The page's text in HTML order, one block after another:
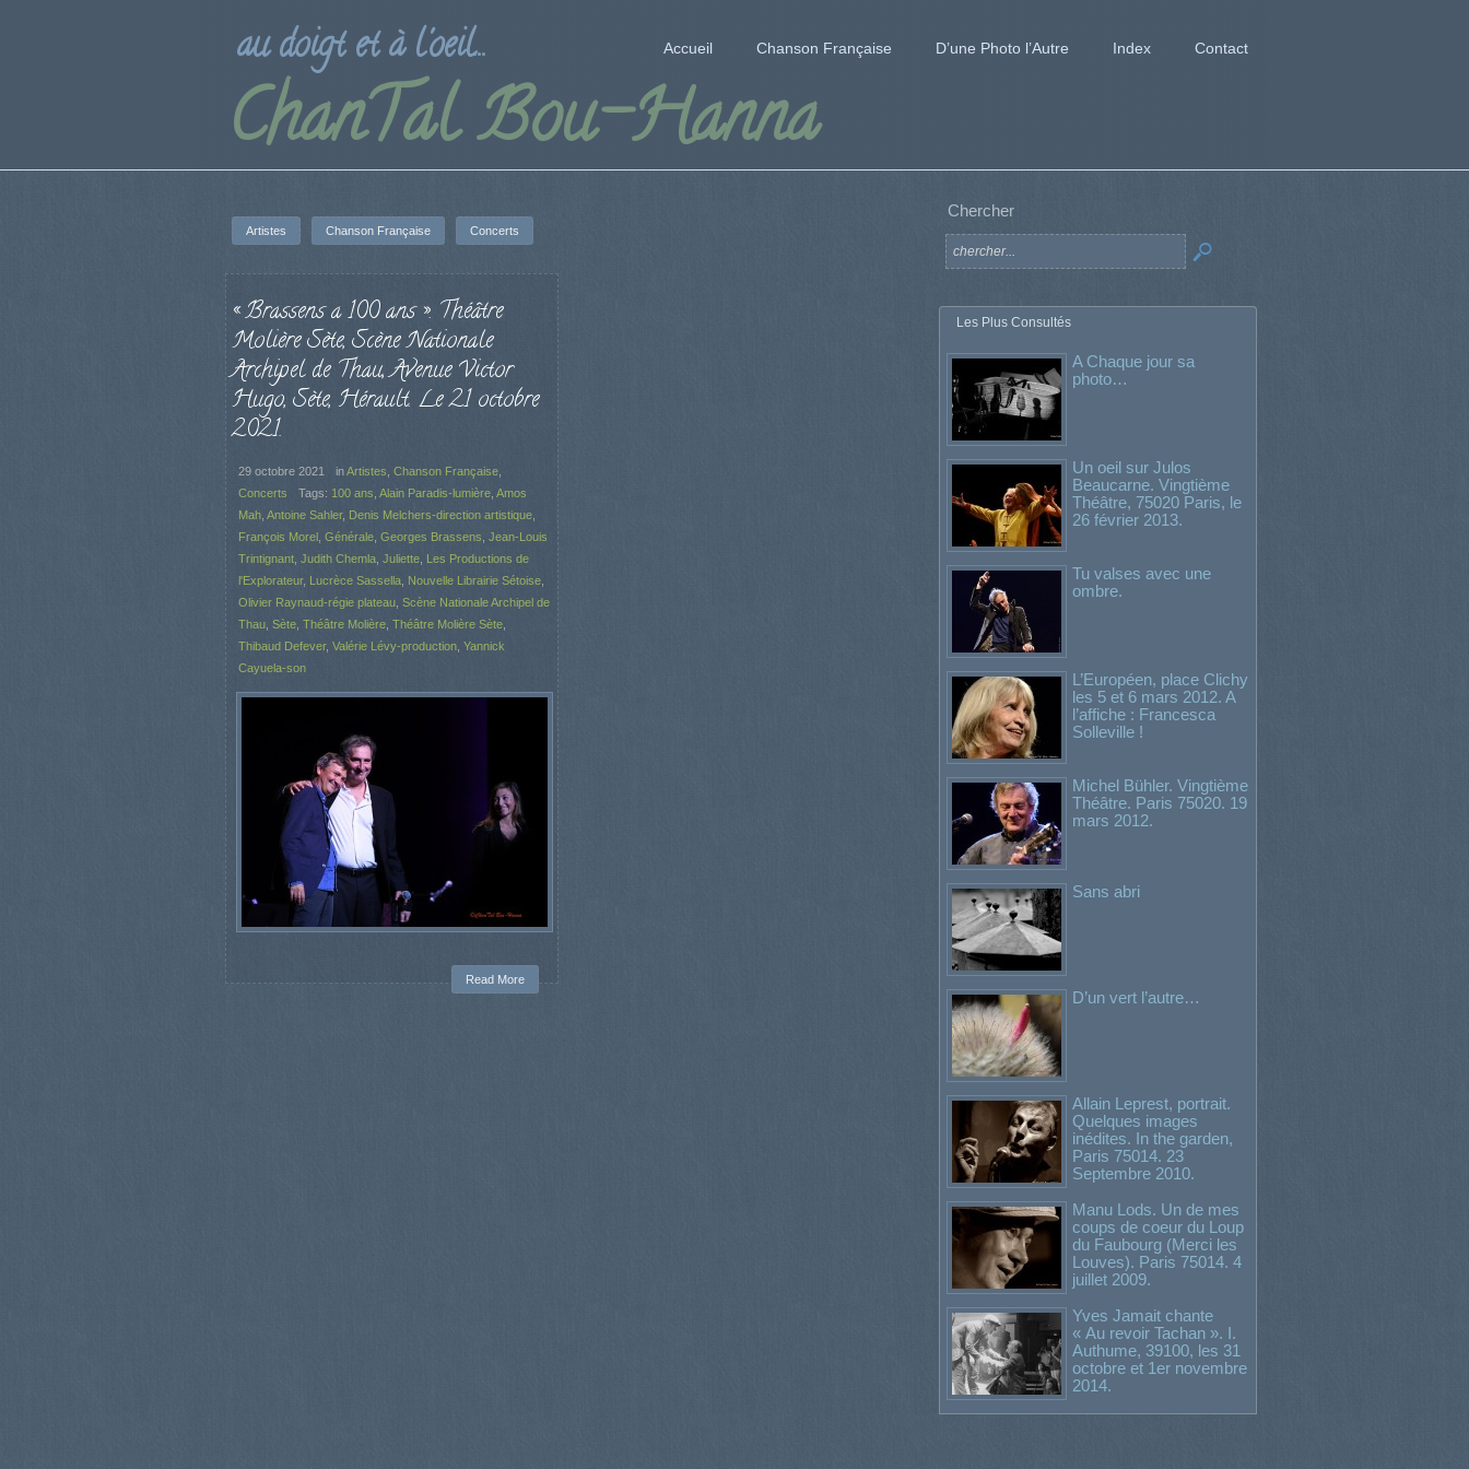
ChanTal Bou-Hanna
au doigt et à l'oeil... Accueil Chanson Française D’une Photo l’Autre Index Contact
Artistes Chanson Française Concerts
« Brassens a 100 ans ». Théâtre
Molière Sète, Scène Nationale
Archipel de Thau, Avenue Victor
Hugo, Sète, Hérault. Le 21 octobre
2021.
29 octobre 2021 inArtistes Chanson Française
Concerts
Tags: 100 ans Alain Paradis-lumière Amos
Mah Antoine Sahler, Denis Melchers-direction artistique
François Morel Générale Georges Brassens Jean-Louis
Trintignant Judith Chemla Juliette Les Productions de
l'Explorateur, Lucrèce Sassella Nouvelle Librairie Sétoise
Olivier Raynaud-régie plateau Scène Nationale Archipel de
Thau Sète Théâtre Molière Théâtre Molière Sète
Thibaud Defever, Valérie Lévy-production Yannick
Cayuela-son
Read More
Chercher
Les Plus Consultés
A Chaque jour sa
photo…
Un oeil sur Julos
Beaucarne. Vingtième
Théâtre, 75020 Paris, le
26 février 2013.
Tu valses avec une
ombre.
L’Européen, place Clichy
les 5 et 6 mars 2012. A
l’affiche : Francesca
Solleville !
Michel Bühler. Vingtième
Théâtre. Paris 75020. 19
mars 2012.
Sans abri
D’un vert l’autre…
Allain Leprest, portrait.
Quelques images
inédites. In the garden,
Paris 75014. 23
Septembre 2010.
Manu Lods. Un de mes
coups de coeur du Loup
du Faubourg (Merci les
Louves). Paris 75014. 4
juillet 2009.
Yves Jamait chante
« Au revoir Tachan ». I.
Authume, 39100, les 31
octobre et 1er novembre
2014.